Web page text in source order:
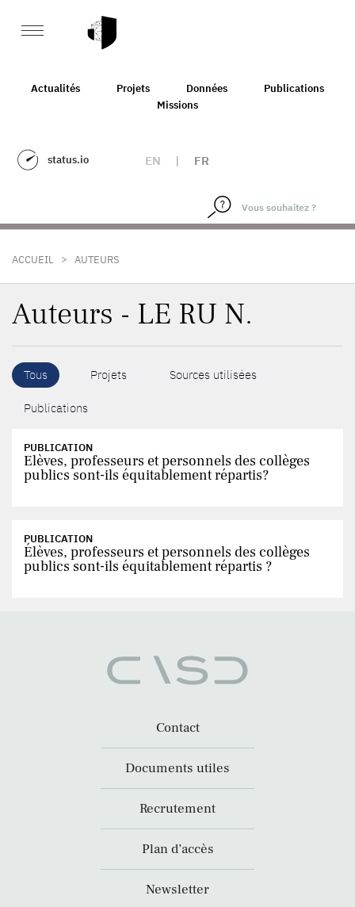
Actualités Projets Données
Publications
Missions
status.io EN | FR
ACCUEIL > AUTEURS
Auteurs - LE RU N.
Tous Projets Sources utilisées
Publications
PUBLICATION
Elèves, professeurs et personnels des collèges
publics sont-ils équitablement répartis?
PUBLICATION
Élèves, professeurs et personnels des collèges
publics sont-ils équitablement répartis ?
Contact
Documents utiles
Recrutement
Plan d’accès
Newsletter